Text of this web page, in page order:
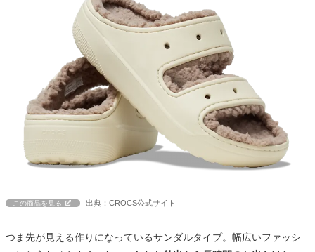
この商品を見る 出典：CROCS公式サイト
つま先が見える作りになっているサンダルタイプ。幅広いファッシ